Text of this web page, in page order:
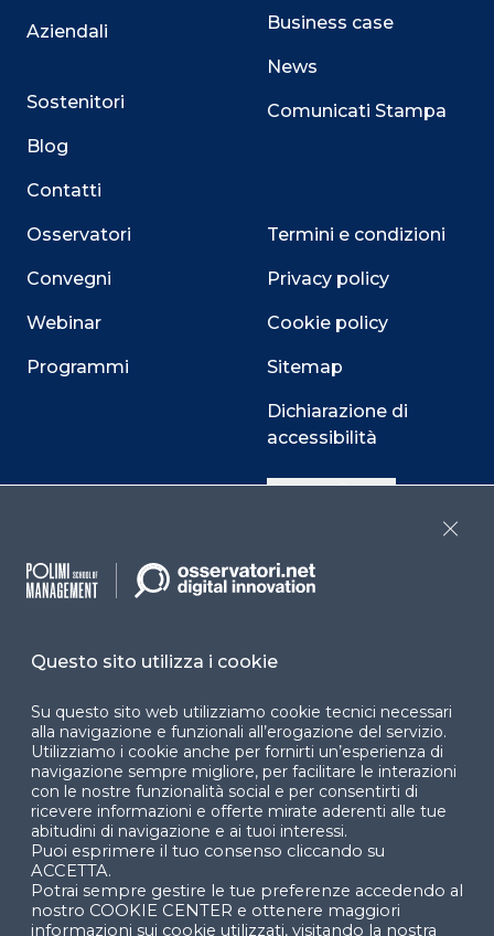
Aziendali
Sostenitori
Blog
Contatti
Osservatori
Convegni
Webinar
Programmi
Business case
News
Comunicati Stampa
Termini e condizioni
Privacy policy
Cookie policy
Sitemap
Dichiarazione di
accessibilità
Cookie Center
Facebook LinkedIn
© 2024 Copyright © Politecnico di Milano Dipartimento
di Ingegneria Gestionale
Questo sito utilizza i cookie
Su questo sito web utilizziamo cookie tecnici necessari
alla navigazione e funzionali all’erogazione del servizio.
Utilizziamo i cookie anche per fornirti un’esperienza di
navigazione sempre migliore, per facilitare le interazioni
con le nostre funzionalità social e per consentirti di
ricevere informazioni e offerte mirate aderenti alle tue
abitudini di navigazione e ai tuoi interessi.
Puoi esprimere il tuo consenso cliccando su
ACCETTA.
Potrai sempre gestire le tue preferenze accedendo al
nostro COOKIE CENTER e ottenere maggiori
informazioni sui cookie utilizzati, visitando la nostra